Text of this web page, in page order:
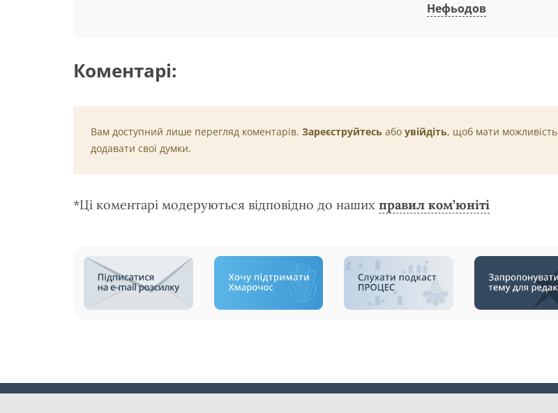
Нефьодов
Коментарі:
Вам доступний лише перегляд коментарів. Зареєструйтесь або увійдіть, щоб мати можливість
додавати свої думки.
*Ці коментарі модеруються відповідно до наших правил ком’юніті